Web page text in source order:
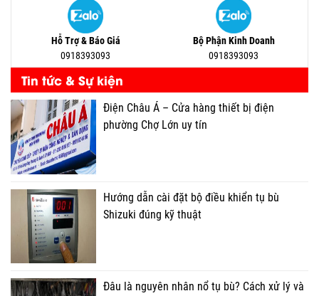
Hỗ Trợ & Báo Giá
0918393093
Bộ Phận Kinh Doanh
0918393093
Tin tức & Sự kiện
Điện Châu Á – Cửa hàng thiết bị điện
phường Chợ Lớn uy tín
Hướng dẫn cài đặt bộ điều khiển tụ bù
Shizuki đúng kỹ thuật
Đâu là nguyên nhân nổ tụ bù? Cách xử lý và